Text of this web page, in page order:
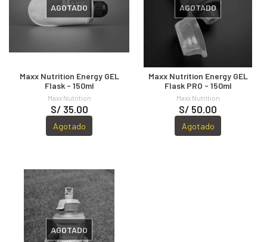
AGOTADO
Maxx Nutrition Energy GEL
Flask - 150ml
Maxx Nutrition
S/ 35.00
Agotado
AGOTADO
Maxx Nutrition Energy GEL
Flask PRO - 150ml
Maxx Nutrition
S/ 50.00
Agotado
AGOTADO